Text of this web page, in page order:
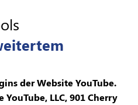
der Website YouTube.
LLC, 901 Cherry